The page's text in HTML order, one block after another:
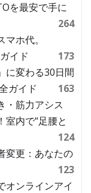
を最安で手に
264
ホ代。
イド
173
に変わる30日間
ガイド
163
・筋力アシス
室内で“足腰と
124
変更：あなたの
123
オンラインアイ